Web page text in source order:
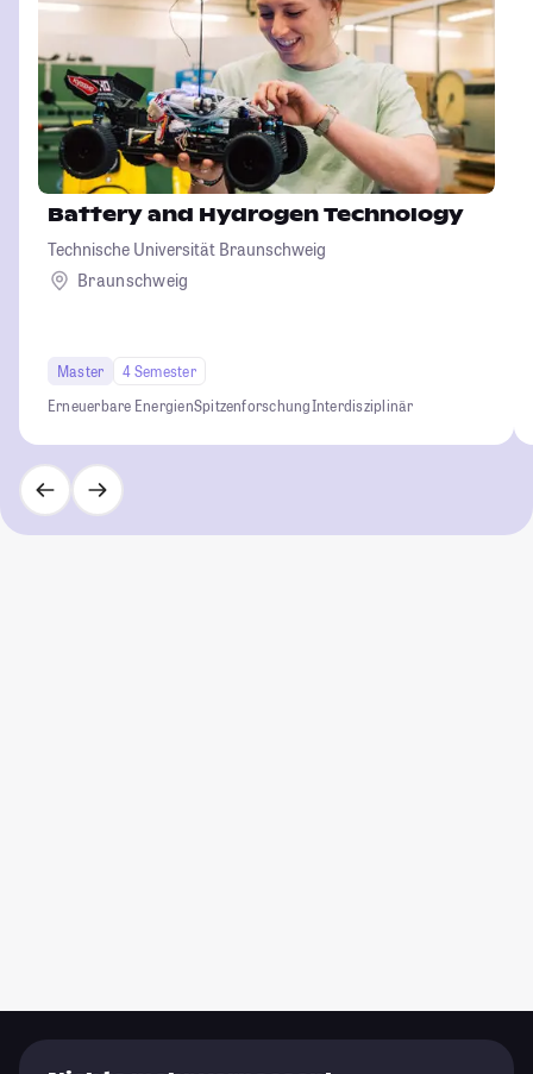
Battery and Hydrogen Technology
Technische Universität Braunschweig
Braunschweig
Master
4 Semester
Erneuerbare EnergienSpitzenforschungInterdisziplinär